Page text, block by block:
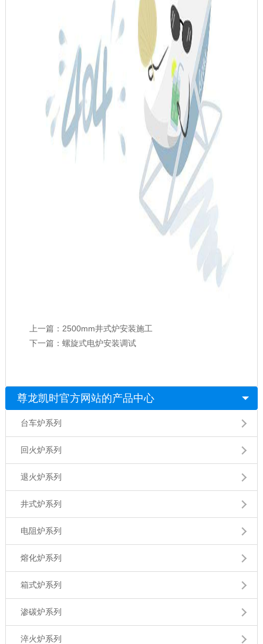
上一篇： 2500mm井式炉安装施工
下一篇： 螺旋式电炉安装调试
尊龙凯时官方网站的产品中心
台车炉系列
回火炉系列
退火炉系列
井式炉系列
电阻炉系列
熔化炉系列
箱式炉系列
渗碳炉系列
淬火炉系列